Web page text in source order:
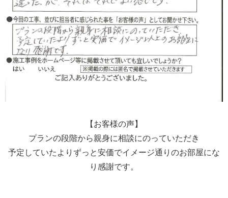
【お客様の声】
プランの段階から親身に相談にのっていただき
予定していたよりずっと安価でイメージ通りのお部屋にな
り感謝です。